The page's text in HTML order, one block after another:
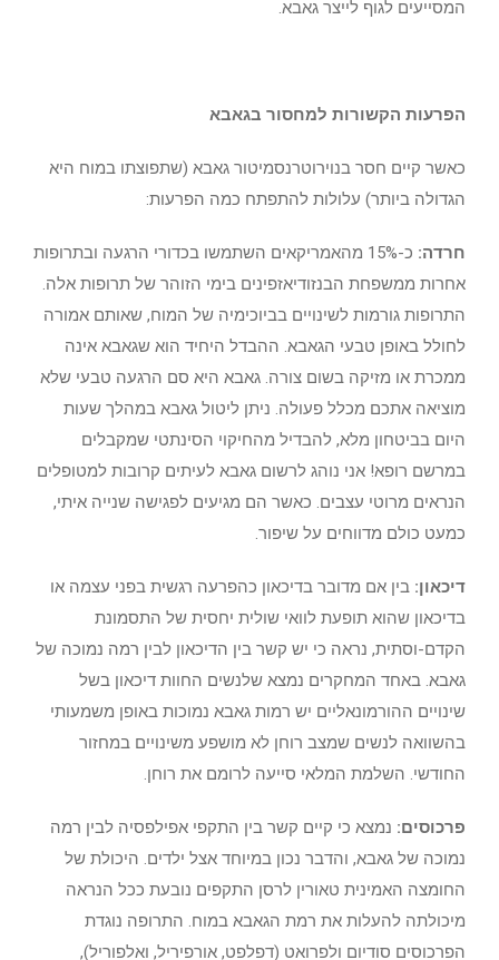
המסייעים לגוף לייצר גאבא.
הפרעות הקשורות למחסור בגאבא
כאשר קיים חסר בנוירוטרנסמיטור גאבא (שתפוצתו במוח היא
הגדולה ביותר) עלולות להתפתח כמה הפרעות:
חרדה:
כ-15% מהאמריקאים השתמשו בכדורי הרגעה ובתרופות
אחרות ממשפחת הבנזודיאזפינים בימי הזוהר של תרופות אלה.
התרופות גורמות לשינויים בביוכימיה של המוח, שאותם אמורה
לחולל באופן טבעי הגאבא. ההבדל היחיד הוא שגאבא אינה
ממכרת או מזיקה בשום צורה. גאבא היא סם הרגעה טבעי שלא
מוציאה אתכם מכלל פעולה. ניתן ליטול גאבא במהלך שעות
היום בביטחון מלא, להבדיל מהחיקוי הסינתטי שמקבלים
במרשם רופא! אני נוהג לרשום גאבא לעיתים קרובות למטופלים
הנראים מרוטי עצבים. כאשר הם מגיעים לפגישה שנייה איתי,
כמעט כולם מדווחים על שיפור.
דיכאון: בין אם מדובר בדיכאון כהפרעה רגשית בפני עצמה או
בדיכאון שהוא תופעת לוואי שולית יחסית של התסמונת
הקדם-וסתית, נראה כי יש קשר בין הדיכאון לבין רמה נמוכה של
גאבא. באחד המחקרים נמצא שלנשים החוות דיכאון בשל
שינויים ההורמונאליים יש רמות גאבא נמוכות באופן משמעותי
בהשוואה לנשים שמצב רוחן לא מושפע משינויים במחזור
החודשי. השלמת המלאי סייעה לרומם את רוחן.
פרכוסים: נמצא כי קיים קשר בין התקפי אפילפסיה לבין רמה
נמוכה של גאבא, והדבר נכון במיוחד אצל ילדים. היכולת של
החומצה האמינית טאורין לרסן התקפים נובעת ככל הנראה
מיכולתה להעלות את רמת הגאבא במוח. התרופה נוגדת
הפרכוסים סודיום ולפרואט (דפלפט, אורפיריל, ואלפוריל),